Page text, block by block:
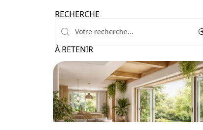
RECHERCHE
À RETENIR
Equipement